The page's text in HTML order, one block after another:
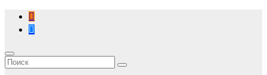
Перейти
содержимому